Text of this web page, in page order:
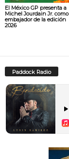
El México GP presenta a
Michel Jourdain Jr. como
embajador de la edición
2026
Paddock Radio